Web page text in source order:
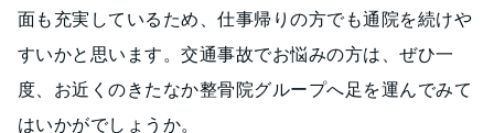
面も充実しているため、仕事帰りの方でも通院を続けや
すいかと思います。交通事故でお悩みの方は、ぜひ一
度、お近くのきたなか整骨院グループへ足を運んでみて
はいかがでしょうか。